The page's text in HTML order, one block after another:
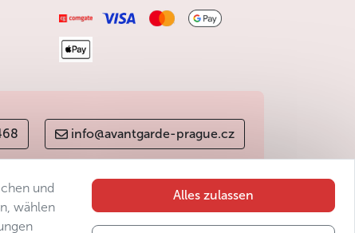
info@avantgarde-prague.cz
und
wählen
Alles zulassen